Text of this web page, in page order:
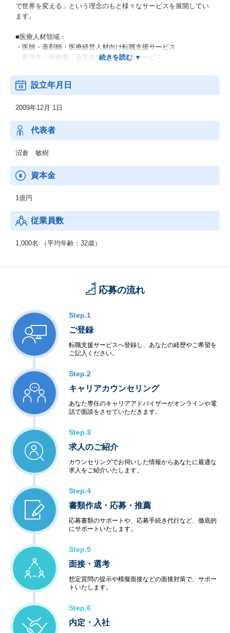
で世界を変える」という理念のもと様々なサービスを展開してい
ます。
■医療人材領域：
・医師・薬剤師・医療経営人材向け転職支援サービス
・医学生・研修医・薬学生向け就職支援サービス
■経営支援領域：
・病院向け経営支援コンサルティングサービス
・調剤薬局向け事業承継・M&Aサービス
■健康経営領域：
・エンタープライズ企業・SMB企業向け産業医顧問サービス
上記以外にも、世の中や顧客のニーズに合わせ、自治体向けや訪
っております。
設立年月日
2009年12月 1日
代表者
沼倉 敏樹
資本金
1億円
従業員数
1,000名 （平均年齢：32歳）
応募の流れ
Step.1
ご登録
転職支援サービスへ登録し、あなたの経歴やご希望を
ご記入ください。
Step.2
キャリアカウンセリング
あなた専任のキャリアアドバイザーがオンラインや電
話で面談をさせていただきます。
Step.3
求人のご紹介
カウンセリングでお伺いした情報からあなたに最適な
求人をご紹介いたします。
Step.4
書類作成・応募・推薦
応募書類のサポートや、応募手続き代行など、徹底的
にサポートいたします。
Step.5
面接・選考
想定質問の提示や模擬面接などの面接対策で、サポー
トいたします。
Step.6
内定・入社